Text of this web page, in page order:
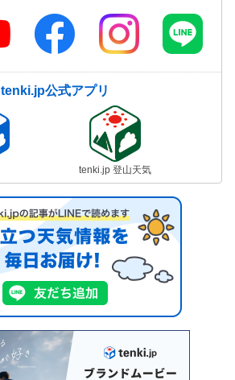
tenki.jp公式アプリ
tenki.jp 登山天気